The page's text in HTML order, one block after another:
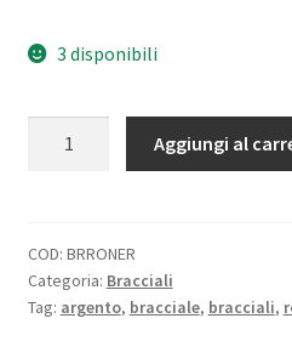
3 disponibili
lavorato
e
pietre
Aggiungi al
COD: BRRONER
Categoria: Bracciali
Tag: argento, bracciale, bracciali,